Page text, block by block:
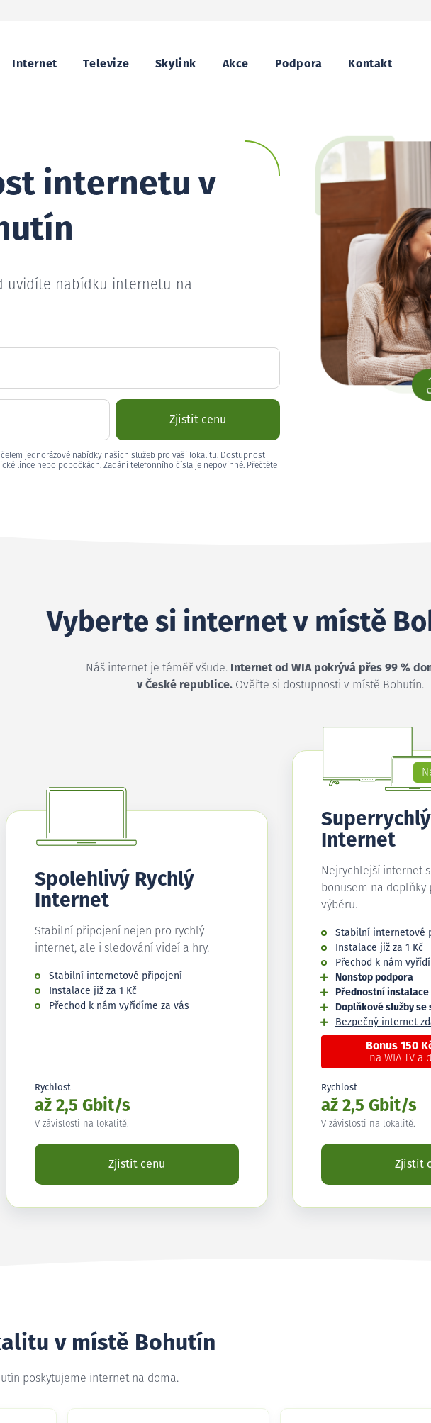
Internet Televize Skylink Akce Podpora Kontakt
internetu v
uvidíte nabídku internetu na
Zjistit cenu
jednorázové nabídky našich služeb pro vaši lokalitu. Dostupnost
lince nebo pobočkách. Zadání telefonního čísla je nepovinné. Přečtěte
Vyberte si internet v místě
Náš internet je téměř všude.
Internet od WIA pokrývá přes 99 %
v České republice.Ověřte si dostupnosti v místě Bohutín.
Spolehlivý Rychlý
Internet
Stabilní připojení nejen pro rychlý
internet, ale i sledování videí a hry.
Stabilní internetové připojení
Instalace již za 1 Kč
Přechod k nám vyřídíme za vás
Rychlost
až 2,5 Gbit/s
V závislosti na lokalitě.
Zjistit cenu
Internet
Nejrychlejší internet
bonusem na doplňky
výběru.
Stabilní internetové
Instalace již za 1 Kč
Přechod k nám
Nonstop podpora
Přednostní instalace
Doplňkové služby se
Bezpečný internet
Bonus 150
na WIA TV a
Rychlost
až 2,5 Gbit/s
V závislosti na lokalitě.
Zjistit
v místě Bohutín
poskytujeme internet na doma.